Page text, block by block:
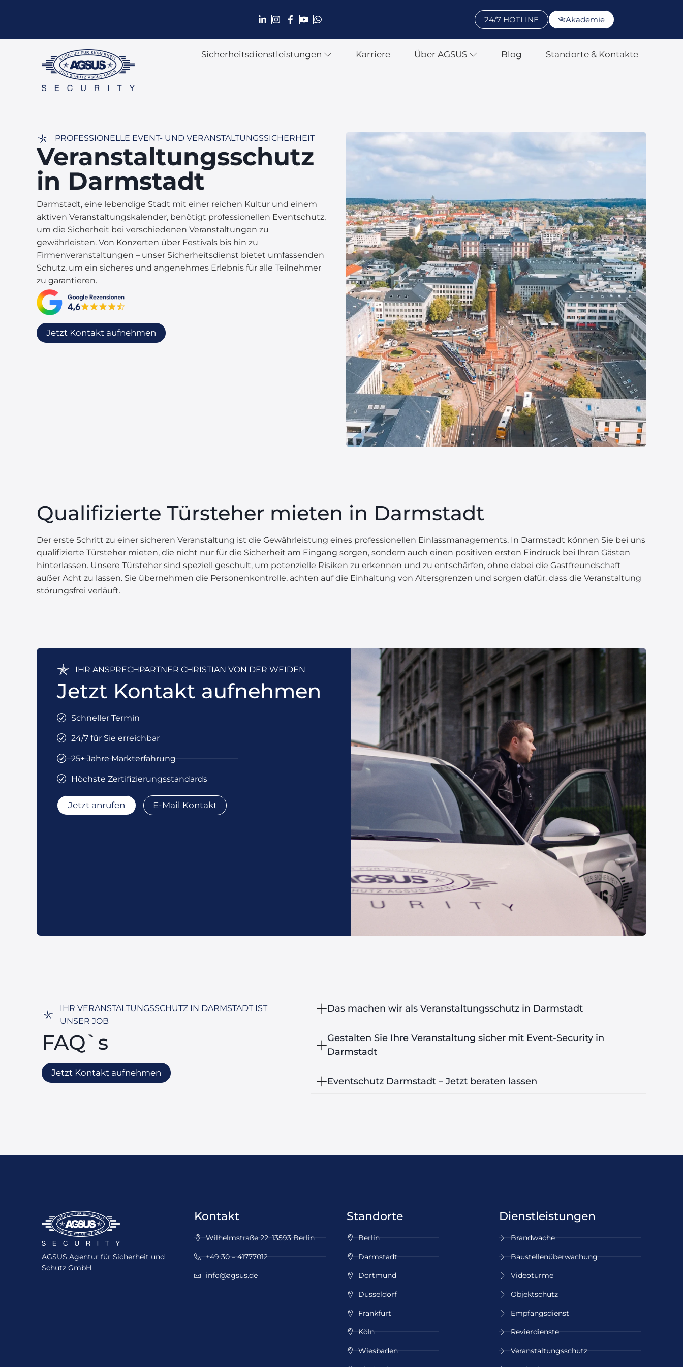
24/7 HOTLINE Akademie
Sicherheitsdienstleistungen Karriere Über AGSUS Blog Standorte & Kontakte
PROFESSIONELLE EVENT- UND VERANSTALTUNGSSICHERHEIT
Veranstaltungsschutz
in Darmstadt
Darmstadt, eine lebendige Stadt mit einer reichen Kultur und einem
aktiven Veranstaltungskalender, benötigt professionellen Eventschutz,
um die Sicherheit bei verschiedenen Veranstaltungen zu
gewährleisten. Von Konzerten über Festivals bis hin zu
Firmenveranstaltungen – unser Sicherheitsdienst bietet umfassenden
Schutz, um ein sicheres und angenehmes Erlebnis für alle Teilnehmer
zu garantieren.
Jetzt Kontakt aufnehmen
Qualifizierte Türsteher mieten in Darmstadt
Der erste Schritt zu einer sicheren Veranstaltung ist die Gewährleistung eines professionellen Einlassmanagements. In Darmstadt können Sie bei uns
qualifizierte Türsteher mieten, die nicht nur für die Sicherheit am Eingang sorgen, sondern auch einen positiven ersten Eindruck bei Ihren Gästen
hinterlassen. Unsere Türsteher sind speziell geschult, um potenzielle Risiken zu erkennen und zu entschärfen, ohne dabei die Gastfreundschaft
außer Acht zu lassen. Sie übernehmen die Personenkontrolle, achten auf die Einhaltung von Altersgrenzen und sorgen dafür, dass die Veranstaltung
störungsfrei verläuft.
IHR ANSPRECHPARTNER CHRISTIAN VON DER WEIDEN
Jetzt Kontakt aufnehmen
Schneller Termin
24/7 für Sie erreichbar
25+ Jahre Markterfahrung
Höchste Zertifizierungsstandards
Jetzt anrufen E-Mail Kontakt
IHR VERANSTALTUNGSSCHUTZ IN DARMSTADT IST
UNSER JOB
FAQ`s
Jetzt Kontakt aufnehmen
Das machen wir als Veranstaltungsschutz in Darmstadt
Gestalten Sie Ihre Veranstaltung sicher mit Event-Security in
Darmstadt
Eventschutz Darmstadt – Jetzt beraten lassen
AGSUS Agentur für Sicherheit und
Schutz GmbH
Kontakt
Wilhelmstraße 22, 13593 Berlin
+49 30 – 41777012
info@agsus.de
Standorte
Berlin
Darmstadt
Dortmund
Düsseldorf
Frankfurt
Köln
Wiesbaden
Dienstleistungen
Brandwache
Baustellen­überwachung
Videotürme
Objektschutz
Empfangsdienst
Revierdienste
Veranstaltungs­schutz